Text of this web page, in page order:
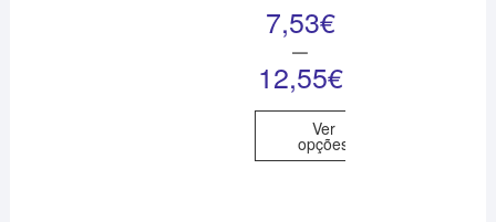
7,53€
–
12,55€
Ver
opções